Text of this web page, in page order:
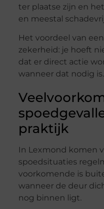
ter plaatse zijn en
en meestal
Het voordeel van
zekerheid: je hoeft
dat er direct actie
wanneer dat nodig is.
praktijk
In Lexmond komen
spoedsituaties
voorkomende is
wanneer de deur
nog binnen ligt.